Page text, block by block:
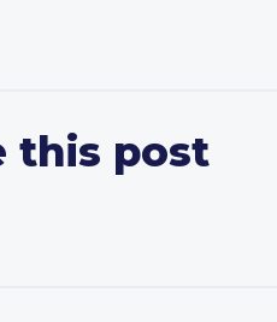
this post